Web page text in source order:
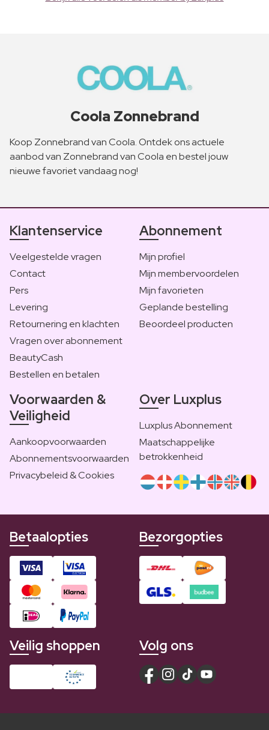
Coola Zonnebrand
Koop Zonnebrand van Coola. Ontdek ons actuele
aanbod van Zonnebrand van Coola en bestel jouw
nieuwe favoriet vandaag nog!
Klantenservice
Veelgestelde vragen
Contact
Pers
Levering
Retournering en klachten
Vragen over abonnement
BeautyCash
Bestellen en betalen
Abonnement
Mijn profiel
Mijn membervoordelen
Mijn favorieten
Geplande bestelling
Beoordeel producten
Voorwaarden &
Veiligheid
Aankoopvoorwaarden
Abonnementsvoorwaarden
Privacybeleid & Cookies
Over Luxplus
Luxplus Abonnement
Maatschappelijke
betrokkenheid
Betaalopties Bezorgopties
Veilig shoppen Volg ons